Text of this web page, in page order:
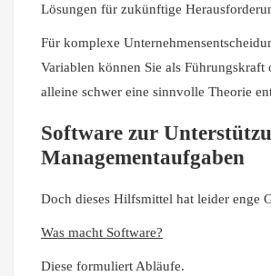
Lösungen für zukünftige
Für komplexe
Variablen können Sie als Führungskraft
alleine schwer eine sinnvolle Theorie
Software zur
Managementaufgaben
Doch dieses Hilfsmittel hat leider enge
Was macht Software?
Diese formuliert Abläufe.